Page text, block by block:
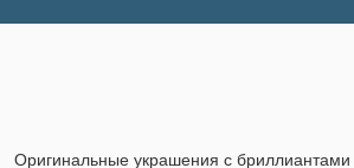
Оригинальные украшения с